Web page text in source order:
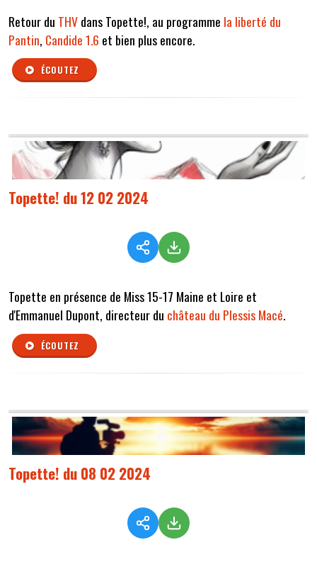
Retour du THVdans Topette!, au programme la liberté du
Pantin, Candide 1.6 et bien plus encore.
ÉCOUTEZ
Topette! du 12 02 2024
Topette en présence de Miss 15-17 Maine et Loire et
d'Emmanuel Dupont, directeur du château du Plessis Macé.
ÉCOUTEZ
Topette! du 08 02 2024